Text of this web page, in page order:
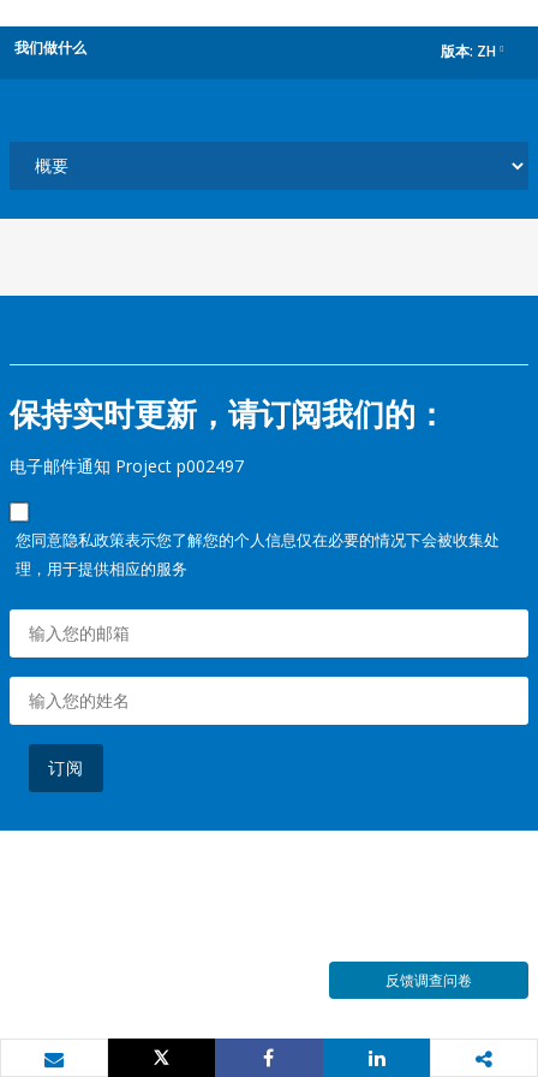
我们做什么 版本: ZH
保持实时更新，请订阅我们的：
电子邮件通知 Project p002497
您同意隐私政策表示您了解您的个人信息仅在必要的情况下会被收集处
理，用于提供相应的服务
订阅
反馈调查问卷